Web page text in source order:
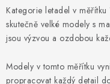
NOVINKY
PLASTIKOVÉ MODELY
Kategorie letadel v
skutečně velké modely s
jsou výzvou a ozdobou
Modely v tomto měřítku
propracovat každý detail